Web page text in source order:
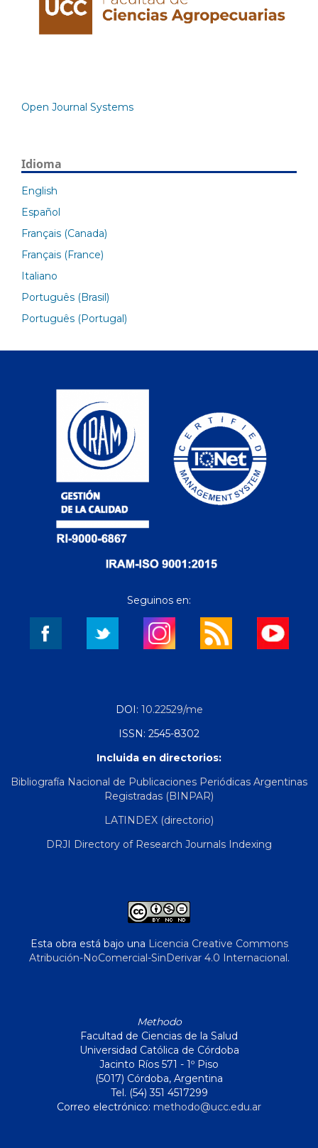
Open Journal Systems
Idioma
English
Español
Français (Canada)
Français (France)
Italiano
Português (Brasil)
Português (Portugal)
Seguinos en:
DOI: 10.22529/me
ISSN: 2545-8302
Incluida en directorios:
Bibliografía Nacional de Publicaciones Periódicas Argentinas
Registradas (BINPAR)
LATINDEX (directorio)
DRJI Directory of Research Journals Indexing
Esta obra está bajo una Licencia Creative Commons
Atribución-NoComercial-SinDerivar 4.0 Internacional.
Methodo
Facultad de Ciencias de la Salud
Universidad Católica de Córdoba
Jacinto Ríos 571 - 1º Piso
(5017) Córdoba, Argentina
Tel. (54) 351 4517299
Correo electrónico: methodo@ucc.edu.ar